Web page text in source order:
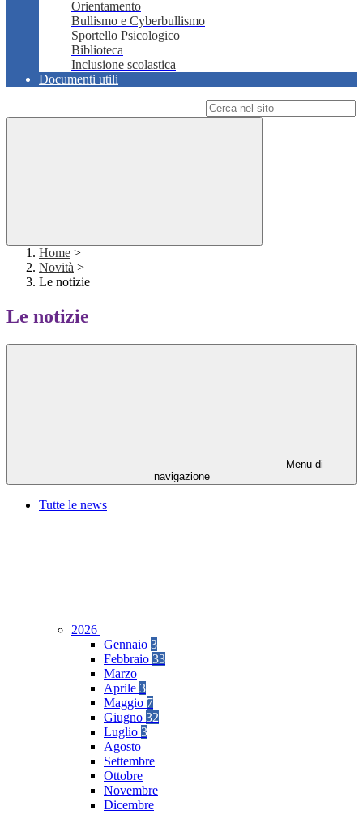
Orientamento
Bullismo e Cyberbullismo
Sportello Psicologico
Biblioteca
Inclusione scolastica
Documenti utili
Home >
Novità >
Le notizie
Le notizie
Menu di
navigazione
Tutte le news
2026
Gennaio 3
Febbraio 33
Marzo
Aprile 3
Maggio 7
Giugno 32
Luglio 3
Agosto
Settembre
Ottobre
Novembre
Dicembre